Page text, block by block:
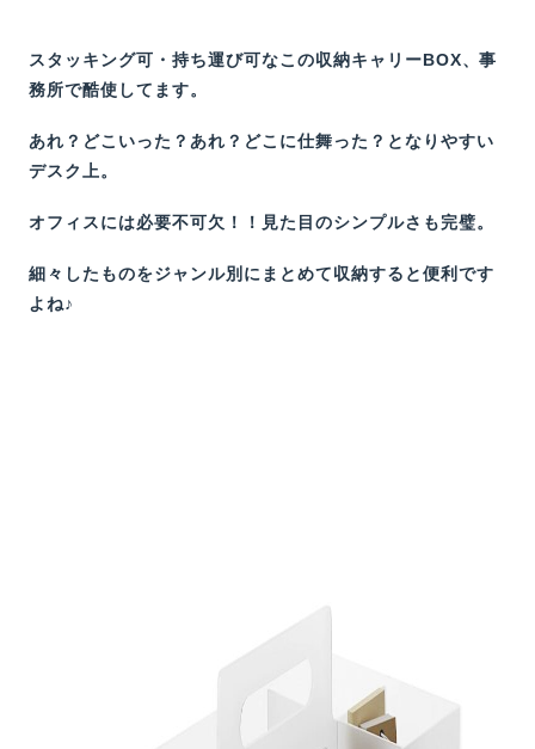
スタッキング可・持ち運び可なこの収納キャリーBOX、事
務所で酷使してます。
あれ？どこいった？あれ？どこに仕舞った？となりやすい
デスク上。
オフィスには必要不可欠！！見た目のシンプルさも完璧。
細々したものをジャンル別にまとめて収納すると便利です
よね♪